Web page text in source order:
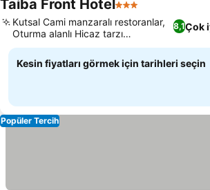
Taiba Front Hotel3 Yıldız
8,1Çok
Kutsal Cami manzaralı restoranlar,
Oturma alanlı Hicaz tarzı
pencereler
Kesin fiyatları görmek için tarihleri seçin
Popüler Tercih